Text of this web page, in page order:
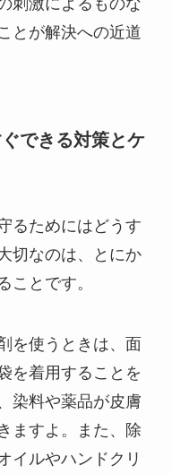
とが解決への近道
できる対策とケ
るためにはどうす
切なのは、とにか
ことです。
を使うときは、面
を着用することを
染料や薬品が皮膚
ますよ。また、除
イルやハンドクリ